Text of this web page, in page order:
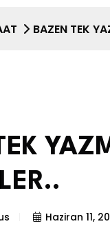
BAZEN TEK
Haziran 11,